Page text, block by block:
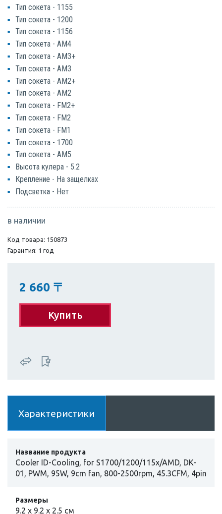
Тип сокета - 1155
Тип сокета - 1200
Тип сокета - 1156
Тип сокета - AM4
Тип сокета - AM3+
Тип сокета - AM3
Тип сокета - AM2+
Тип сокета - AM2
Тип сокета - FM2+
Тип сокета - FM2
Тип сокета - FM1
Тип сокета - 1700
Тип сокета - AM5
Высота кулера - 5.2
Крепление - На защелках
Подсветка - Нет
в наличии
Код товара: 150873
Гарантия: 1 год
2 660 〒
Купить
Характеристики
Название продукта
Cooler ID-Cooling, for S1700/1200/115x/AMD, DK-
01, PWM, 95W, 9cm fan, 800-2500rpm, 45.3CFM, 4pin
Размеры
9.2 x 9.2 x 2.5 cм